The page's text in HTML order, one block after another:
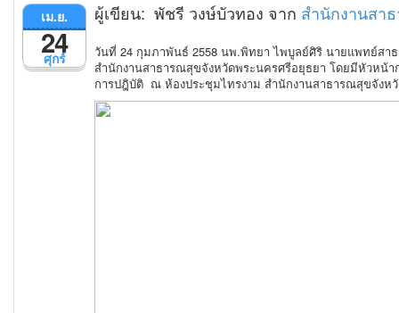
ศุกร์
เม.ย.
24
ผู้เขียน: พัชรี วงษ์บัวทอง จาก สำนักงานสา
วันที่ 24 กุมภาพันธ์ 2558 นพ.พิทยา ไพบูลย์ศิริ นายแพทย์สา
สำนักงานสาธารณสุขจังหวัดพระนครศรีอยุธยา โดยมีหัวหน้า
การปฎิบัติ ณ ห้องประชุมไทรงาม สำนักงานสาธารณสุขจังห